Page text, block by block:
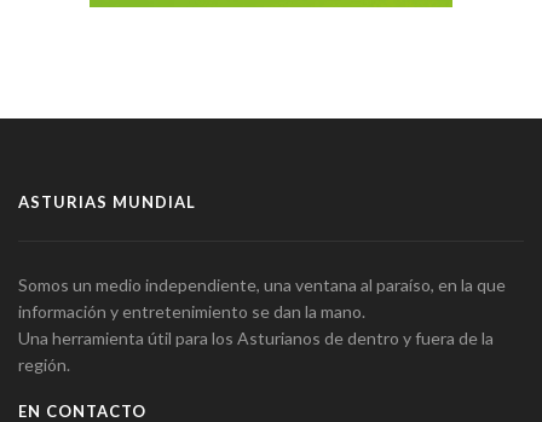
ASTURIAS MUNDIAL
Somos un medio independiente, una ventana al paraíso, en la que
información y entretenimiento se dan la mano.
Una herramienta útil para los Asturianos de dentro y fuera de la
región.
EN CONTACTO